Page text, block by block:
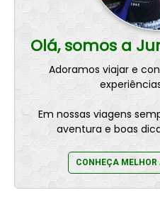
Olá, somos a
Adoramos viajar e
Em nossas viagens
aventura e boas
CONHEÇA